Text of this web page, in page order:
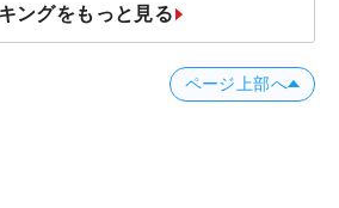
ングをもっと見る
ページ上部へ